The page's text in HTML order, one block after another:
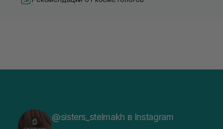
@sisters_stelmakh в Instagram